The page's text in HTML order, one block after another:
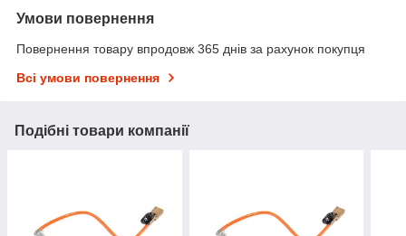
Умови повернення
Повернення товару впродовж 365 днів за рахунок покупця
Всі умови повернення
Подібні товари компанії